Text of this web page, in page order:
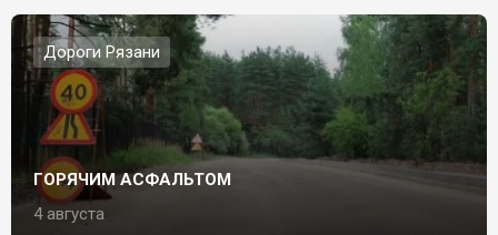
Дороги Рязани
ГОРЯЧИМ АСФАЛЬТОМ
4 августа